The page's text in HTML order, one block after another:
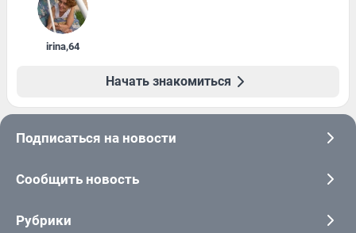
irina,64
Начать знакомиться
Подписаться на новости
Сообщить новость
Рубрики